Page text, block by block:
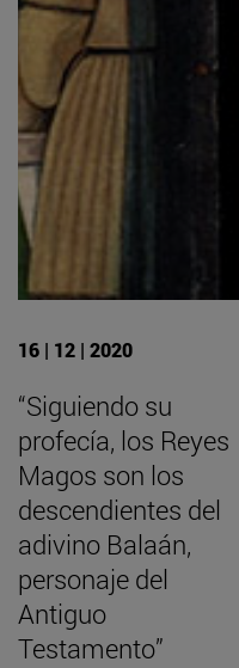
16 | 12 | 2020
“Siguiendo su
profecía, los Reyes
Magos son los
descendientes del
adivino Balaán,
personaje del
Antiguo
Testamento”